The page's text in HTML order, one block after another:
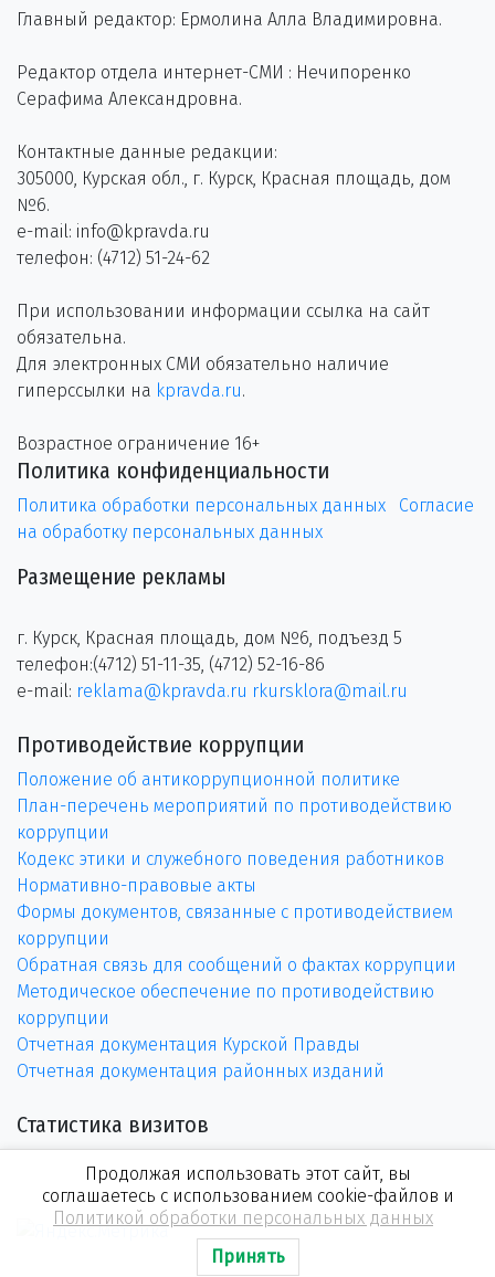
Главный редактор: Ермолина Алла Владимировна.
Редактор отдела интернет-СМИ : Нечипоренко
Серафима Александровна.
Контактные данные редакции:
305000, Курская обл., г. Курск, Красная площадь, дом
№6.
e-mail: info@kpravda.ru
телефон: (4712) 51-24-62
При использовании информации ссылка на сайт
обязательна.
Для электронных СМИ обязательно наличие
гиперссылки на kpravda.ru.
Возрастное ограничение 16+
Политика конфиденциальности
Политика обработки персональных данных
Согласие
на обработку персональных данных
Размещение рекламы
г. Курск, Красная площадь, дом №6, подъезд 5
телефон:(4712) 51-11-35, (4712) 52-16-86
e-mail: reklama@kpravda.ru rkursklora@mail.ru
Противодействие коррупции
Положение об антикоррупционной политике
План-перечень мероприятий по противодействию
коррупции
Кодекс этики и служебного поведения работников
Нормативно-правовые акты
Формы документов, связанные с противодействием
коррупции
Обратная связь для сообщений о фактах коррупции
Методическое обеспечение по противодействию
коррупции
Отчетная документация Курской Правды
Отчетная документация районных изданий
Статистика визитов
Продолжая использовать этот сайт, вы
соглашаетесь с использованием cookie-файлов и
Политикой обработки персональных данных
Принять